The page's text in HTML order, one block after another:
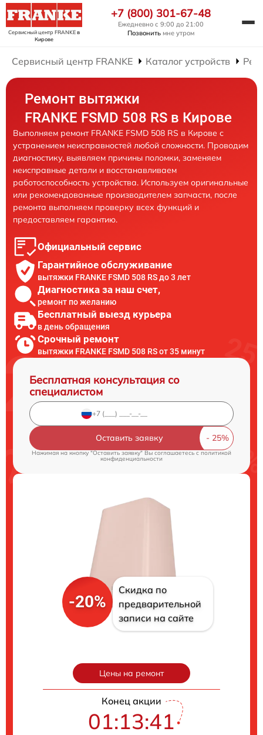
Сервисный центр FRANKEв
Кирове
+7 (800) 301-67-48
Ежедневно с 9:00 до 21:00
Позвонить мне утром
Сервисный центр FRANKE Каталог устройств
Ремонт вытяжки
FRANKE FSMD 508 RS в Кирове
Выполняем ремонт FRANKE FSMD 508 RS в Кирове с
устранением неисправностей любой сложности. Проводим
диагностику, выявляем причины поломки, заменяем
неисправные детали и восстанавливаем
работоспособность устройства. Используем оригинальные
или рекомендованные производителем запчасти, после
ремонта выполняем проверку всех функций и
предоставляем гарантию.
Официальный сервис
Гарантийное обслуживание
вытяжки FRANKE FSMD 508 RS до 3 лет
Диагностика за наш счет,
ремонт по желанию
Бесплатный выезд курьера
в день обращения
Срочный ремонт
вытяжки FRANKE FSMD 508 RS от 35 минут
Бесплатная консультация со
специалистом
Оставить заявку
Нажимая на кнопку "Оставить заявку" Вы соглашаетесь cполитикой
конфиденциальности
-20%
Скидка по
предварительной
записи на сайте
Цены на ремонт
Конец акции
01:13:41